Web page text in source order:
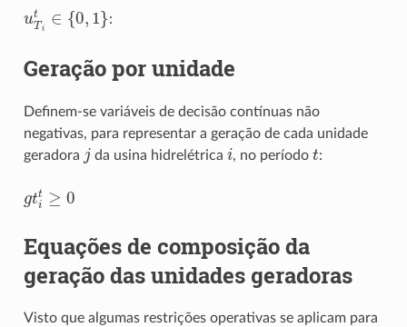
T {0 1} :
Geração por unidade
Definem-se variáveis de decisão contínuas não
negativas, para representar a geração de cada unidade
geradora
da usina hidrelétrica i, no períodot:
t t≥ 0
Equações de composição da
geração das unidades geradoras
Visto que algumas restrições operativas se aplicam para